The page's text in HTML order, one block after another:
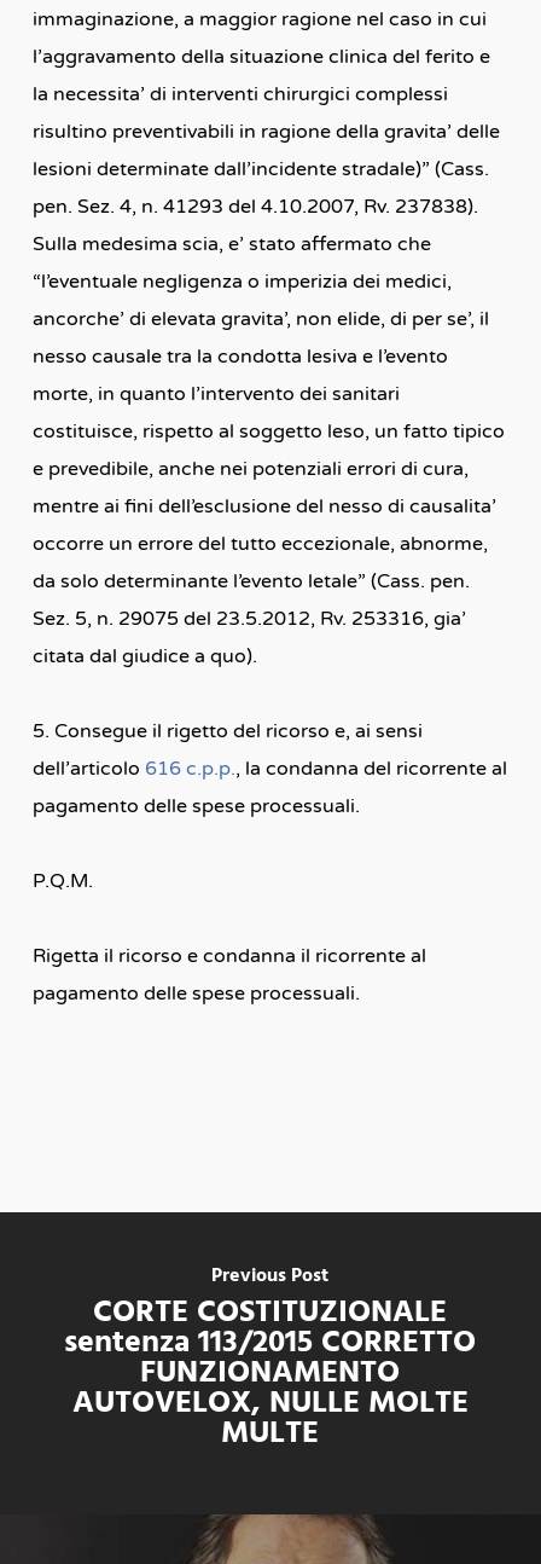
immaginazione, a maggior ragione nel caso in cui
l’aggravamento della situazione clinica del ferito e
la necessita’ di interventi chirurgici complessi
risultino preventivabili in ragione della gravita’ delle
lesioni determinate dall’incidente stradale)” (Cass.
pen. Sez. 4, n. 41293 del 4.10.2007, Rv. 237838).
Sulla medesima scia, e’ stato affermato che
“l’eventuale negligenza o imperizia dei medici,
ancorche’ di elevata gravita’, non elide, di per se’, il
nesso causale tra la condotta lesiva e l’evento
morte, in quanto l’intervento dei sanitari
costituisce, rispetto al soggetto leso, un fatto tipico
e prevedibile, anche nei potenziali errori di cura,
mentre ai fini dell’esclusione del nesso di causalita’
occorre un errore del tutto eccezionale, abnorme,
da solo determinante l’evento letale” (Cass. pen.
Sez. 5, n. 29075 del 23.5.2012, Rv. 253316, gia’
citata dal giudice a quo).
5. Consegue il rigetto del ricorso e, ai sensi
dell’articolo 616 c.p.p., la condanna del ricorrente al
pagamento delle spese processuali.
P.Q.M.
Rigetta il ricorso e condanna il ricorrente al
pagamento delle spese processuali.
Previous Post
CORTE COSTITUZIONALE
sentenza 113/2015 CORRETTO
FUNZIONAMENTO
AUTOVELOX, NULLE MOLTE
MULTE